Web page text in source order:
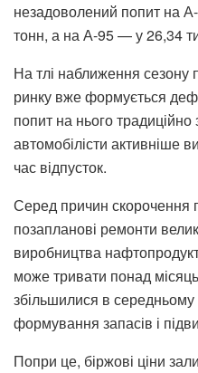
незадоволений попит на
тонн, а на А-95 — у 26,34
На тлі наближення
ринку вже формується
попит на нього
автомобілісти активніше
час відпусток.
Серед причин скорочення
позапланові ремонти
виробництва
може тривати понад
збільшилися в
формування запасів і
Попри це, біржові ціни